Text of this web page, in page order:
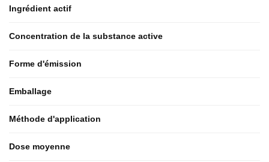
Ingrédient actif
Concentration de la substance active
Forme d'émission
Emballage
Méthode d'application
Dose moyenne